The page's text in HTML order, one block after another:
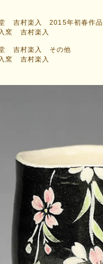
吉村楽入 2015年初春作品
窯 吉村楽入
吉村楽入 その他
窯 吉村楽入